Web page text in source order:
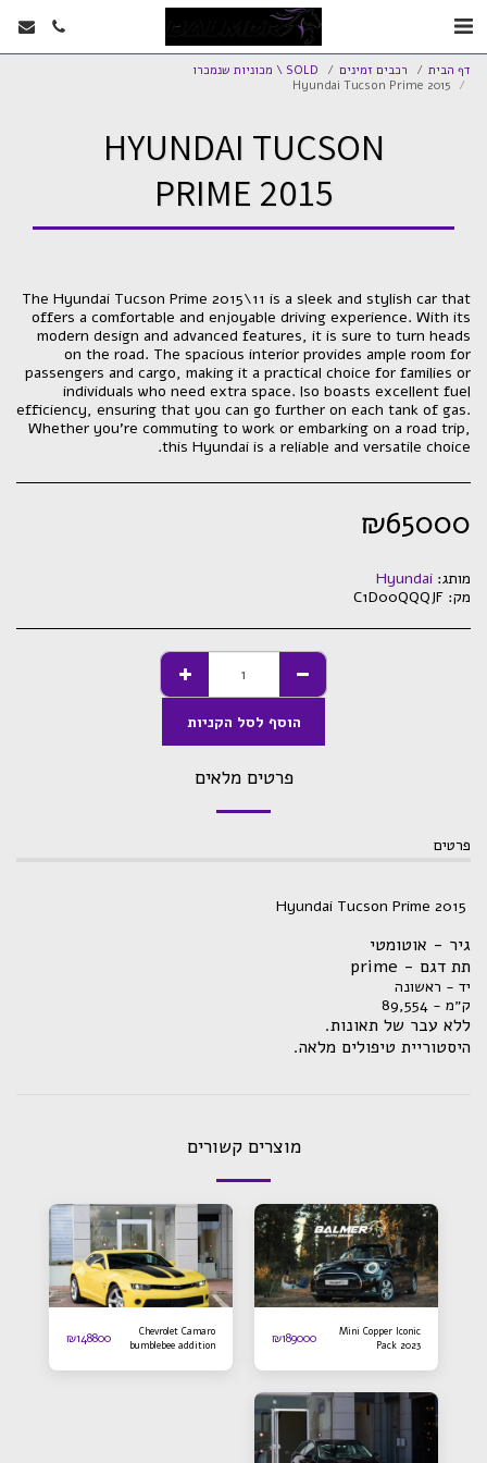
דף הבית רכבים זמינים
SOLD \ מכוניות שנמכרו
Hyundai Tucson Prime 2015
HYUNDAI TUCSON
PRIME 2015
The Hyundai Tucson Prime 2015\11 is a sleek and stylish car that
offers a comfortable and enjoyable driving experience. With its
modern design and advanced features, it is sure to turn heads
on the road. The spacious interior provides ample room for
passengers and cargo, making it a practical choice for families or
individuals who need extra space. lso boasts excellent fuel
efficiency, ensuring that you can go further on each tank of gas.
Whether you're commuting to work or embarking on a road trip,
this Hyundai is a reliable and versatile choice.
₪65000
מותג: Hyundai
מק: C1D00QQQJF
הוסף לסל הקניות
פרטים מלאים
פרטים
גיר - אוטומטי
תת דגם - prime
יד - ראשונה
ק״מ - 89,554
ללא עבר של תאונות.
היסטוריית טיפולים מלאה.
מוצרים קשורים
Mini Copper Iconic
Pack 2023
₪189000
Chevrolet Camaro
bumblebee addition
₪148800